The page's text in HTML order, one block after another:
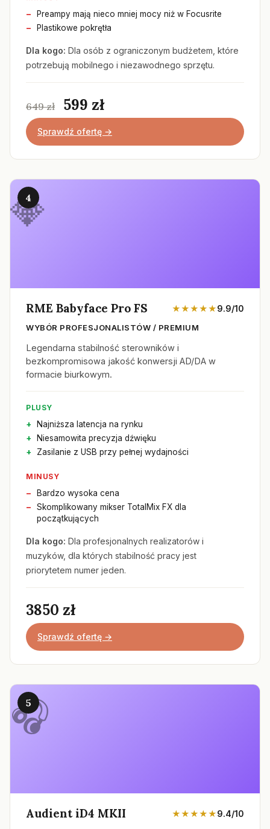
Preampy mają nieco mniej mocy niż w Focusrite
Plastikowe pokrętła
Dla kogo: Dla osób z ograniczonym budżetem, które
potrzebują mobilnego i niezawodnego sprzętu.
649 zł 599 zł
Sprawdź ofertę →
4
RME Babyface Pro FS ★★★★★9.9/10
WYBÓR PROFESJONALISTÓW / PREMIUM
Legendarna stabilność sterowników i
bezkompromisowa jakość konwersji AD/DA w
formacie biurkowym.
PLUSY
Najniższa latencja na rynku
Niesamowita precyzja dźwięku
Zasilanie z USB przy pełnej wydajności
MINUSY
Bardzo wysoka cena
Skomplikowany mikser TotalMix FX dla
początkujących
Dla kogo: Dla profesjonalnych realizatorów i
muzyków, dla których stabilność pracy jest
priorytetem numer jeden.
3850 zł
Sprawdź ofertę →
5
Audient iD4 MKII ★★★★★9.4/10